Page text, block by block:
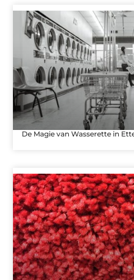
De Magie van Wasserette in